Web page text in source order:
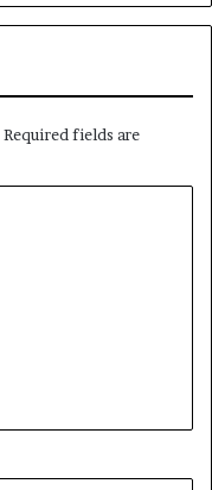
Required fields are